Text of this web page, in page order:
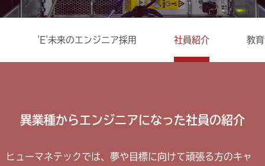
'E'未来のエンジニア採用 社員紹介 教
異業種からエンジニアになった社員の紹介
ヒューマネテックでは、夢や目標に向けて頑張る方のキャ